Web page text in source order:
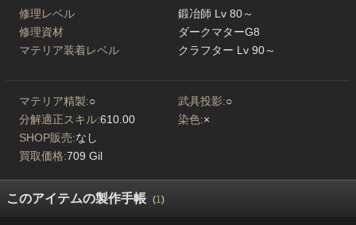
修理レベル
鍛冶師 Lv 80～
修理資材
ダークマターG8
マテリア装着レベル
クラフター Lv 90～
マテリア精製:○ 武具投影:○
分解適正スキル:610.00 染色:×
SHOP販売:なし
買取価格:709 Gil
このアイテムの製作手帳 (1)